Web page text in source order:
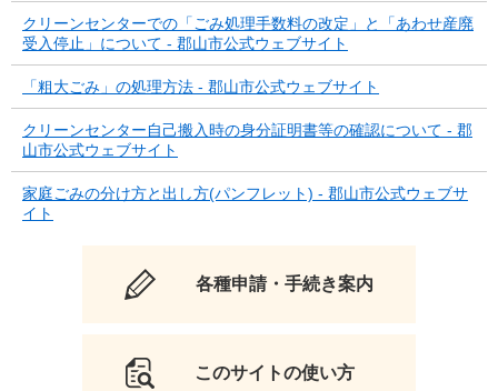
クリーンセンターでの「ごみ処理手数料の改定」と「あわせ産廃
受入停止」について - 郡山市公式ウェブサイト
「粗大ごみ」の処理方法 - 郡山市公式ウェブサイト
クリーンセンター自己搬入時の身分証明書等の確認について - 郡
山市公式ウェブサイト
家庭ごみの分け方と出し方(パンフレット) - 郡山市公式ウェブサ
イト
各種申請・手続き案内
このサイトの使い方